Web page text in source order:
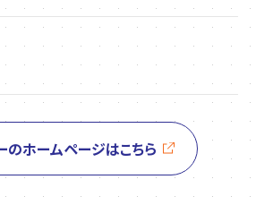
のホームページはこちら